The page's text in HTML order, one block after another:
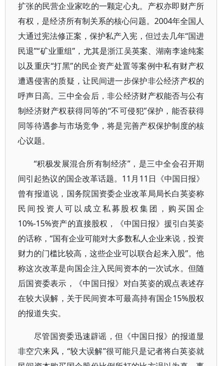
扩张的民营企业家吃的一颗定心丸。产权亦即财产所
有权，是经济所有制关系的核心问题。2004年全国人
大通过宪法修正案，保护私产入宪，但过去几年“国进
民退”“矿业重组”，尤其是浙江吴英案、湖南李途纯案
以及重庆“打黑”的民企资产处置等案例中私有财产权
遭遇侵害的质疑，让民间进一步保护非公经济产权的
呼声日高。三中全会后，非公经济财产权能否与公有
制经济财产权获得同等的“不可侵犯”保护，能否获得
同等待遇参与市场竞争，将是完善产权保护制度的核
心议题。
“积极发展混合所有制经济”，是三中全会召开期
间引起热议的国企改革话题。11月11日《中国日报》
曾有报道说，国务院国资委企业改革局局长白英姿称
民间投资人可以成立私募股权集团，购买国企
10%-15%资产的直接股权，《中国日报》援引白英姿
的话称，“国有企业可能对大多数私人企业来说，投资
财力的门槛比较高，这些企业可以联合起来入股”。他
称这次改革是向国企注入民间资本的一次试水。但随
后国资委表示，《中国日报》对白英姿的观点表述存
在较大误解，关于民间资本可最高持有国企15%股权
的报道失实。
尽管国资委迅速辟谣，但《中国日报》的报道显
非空穴来风，“较大误解”很可能只是记者将白英姿就